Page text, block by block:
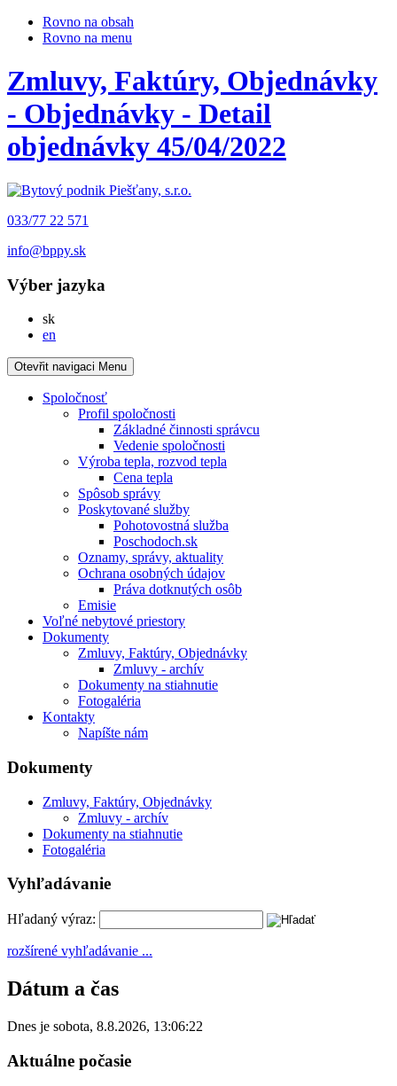
Rovno na obsah
Rovno na menu
Zmluvy, Faktúry, Objednávky
- Objednávky - Detail
objednávky 45/04/2022
033/77 22 571
info@bppy.sk
Výber jazyka
skSlovensky
en
Otevřit navigaci Menu
Spoločnosť
Profil spoločnosti
Základné činnosti správcu
Vedenie spoločnosti
Výroba tepla, rozvod tepla
Cena tepla
Spôsob správy
Poskytované služby
Pohotovostná služba
Poschodoch.sk
Oznamy, správy, aktuality
Ochrana osobných údajov
Práva dotknutých osôb
Emisie
Voľné nebytové priestory
Dokumenty
Zmluvy, Faktúry, Objednávky
Zmluvy - archív
Dokumenty na stiahnutie
Fotogaléria
Kontakty
Napíšte nám
Dokumenty
Zmluvy, Faktúry, Objednávky
Zmluvy - archív
Dokumenty na stiahnutie
Fotogaléria
Vyhľadávanie
Hľadaný výraz:
rozšírené vyhľadávanie ...
Dátum a čas
Dnes je sobota, 8.8.2026, 13:06:22
Aktuálne počasie